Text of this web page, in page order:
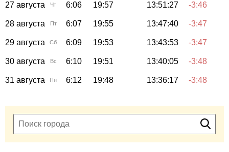
27 августа Чт 6:06 19:57 13:51:27 -3:46
28 августа Пт 6:07 19:55 13:47:40 -3:47
29 августа Сб 6:09 19:53 13:43:53 -3:47
30 августа Вс 6:10 19:51 13:40:05 -3:48
31 августа Пн 6:12 19:48 13:36:17 -3:48